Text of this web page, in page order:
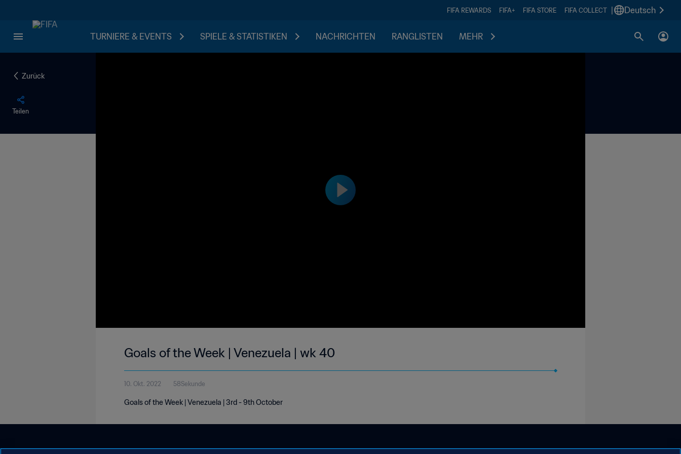
FIFA REWARDS FIFA+ FIFA STORE FIFA COLLECT Deutsch
TURNIERE & EVENTS SPIELE & STATISTIKEN NACHRICHTEN RANGLISTEN MEHR
Zurück
Teilen
Goals of the Week | Venezuela | wk 40
10. Okt. 2022 58Sekunde
Goals of the Week | Venezuela | 3rd - 9th October